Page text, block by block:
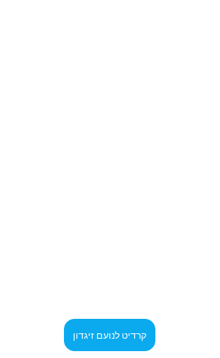
קרדיט לנועם זיגדון